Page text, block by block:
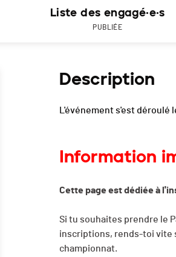
Liste des engagé·e·s
PUBLIÉE
Description
L'événement s'est déroulé
Information
Cette page est dédiée à
Si tu souhaites prendre le
inscriptions, rends-toi vite
championnat.